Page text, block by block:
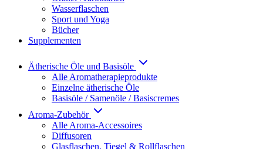
Wasserflaschen
Sport und Yoga
Bücher
Supplementen
Ätherische Öle und Basisöle
Alle Aromatherapieprodukte
Einzelne ätherische Öle
Basisöle / Samenöle / Basiscremes
Aroma-Zubehör
Alle Aroma-Accessoires
Diffusoren
Glasflaschen, Tiegel & Rollflaschen